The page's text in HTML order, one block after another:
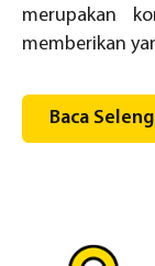
merupakan
memberikan
Baca